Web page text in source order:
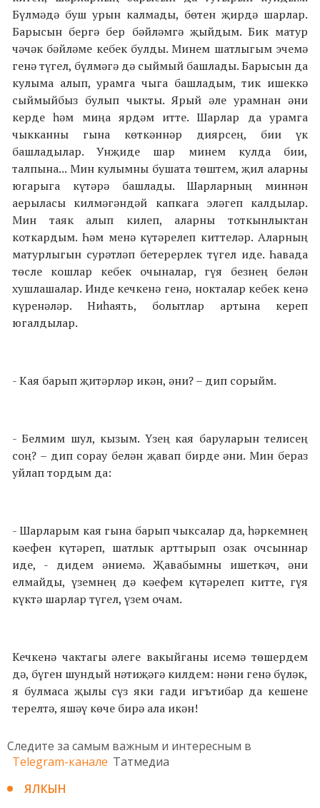
Бүлмәдә буш урын калмады, бөтен җирдә шарлар.
Барысын бергә бер бәйләмгә җыйдым. Бик матур
чәчәк бәйләме кебек булды. Минем шатлыгым эчемә
генә түгел, бүлмәгә дә сыймый башлады. Барысын да
кулыма алып, урамга чыга башладым, тик ишеккә
сыймыйбыз булып чыкты. Ярый әле урамнан әни
керде һәм миңа ярдәм итте. Шарлар да урамга
чыкканны гына көткәннәр диярсең, бии үк
башладылар. Унҗиде шар минем кулда бии,
талпына... Мин кулымны бушата төштем, җил аларны
югарыга күтәрә башлады. Шарларның миннән
аерыласы килмәгәндәй капкага эләгеп калдылар.
Мин таяк алып килеп, аларны тоткынлыктан
коткардым. Һәм менә күтәрелеп киттеләр. Аларның
матурлыгын сурәтләп бетерерлек түгел иде. Һавада
төсле кошлар кебек очыналар, гүя безнең белән
хушлашалар. Инде кечкенә генә, нокталар кебек кенә
күренәләр. Ниһаять, болытлар артына кереп
югалдылар.
- Кая барып җитәрләр икән, әни? – дип сорыйм.
- Белмим шул, кызым. Үзең кая баруларын телисең
соң? – дип сорау белән җавап бирде әни. Мин бераз
уйлап тордым да:
- Шарларым кая гына барып чыксалар да, һәркемнең
кәефен күтәреп, шатлык арттырып озак очсыннар
иде, - дидем әниемә. Җавабымны ишеткәч, әни
елмайды, үземнең дә кәефем күтәрелеп китте, гүя
күктә шарлар түгел, үзем очам.
Кечкенә чактагы әлеге вакыйганы исемә төшердем
дә, бүген шундый нәтиҗәгә килдем: нәни генә бүләк,
я булмаса җылы сүз яки гади игътибар да кешене
терелтә, яшәү көче бирә ала икән!
Следите за самым важным и интересным в
Telegram-канале Татмедиа
ЯЛКЫН